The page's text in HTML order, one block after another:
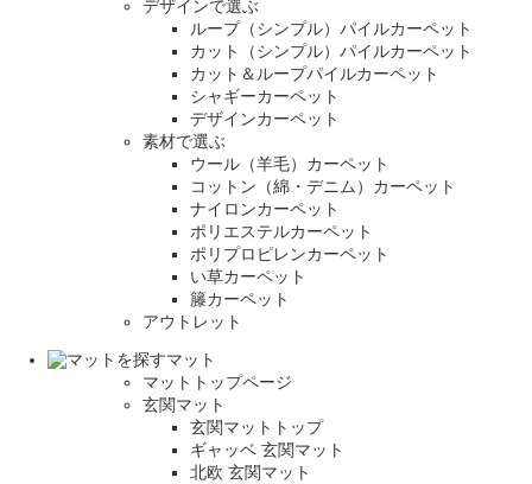
デザインで選ぶ
ループ（シンプル）パイルカーペット
カット（シンプル）パイルカーペット
カット＆ループパイルカーペット
シャギーカーペット
デザインカーペット
素材で選ぶ
ウール（羊毛）カーペット
コットン（綿・デニム）カーペット
ナイロンカーペット
ポリエステルカーペット
ポリプロピレンカーペット
い草カーペット
籐カーペット
アウトレット
マット
マットトップページ
玄関マット
玄関マットトップ
ギャッベ 玄関マット
北欧 玄関マット